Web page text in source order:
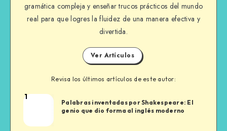
gramática compleja y enseñar trucos prácticos del mundo
real para que logres la fluidez de una manera efectiva y
divertida.
Ver Artículos
Revisa los últimos artículos de este autor:
Aleks
1
Palabras inventadas por Shakespeare: El
genio que dio forma al inglés moderno